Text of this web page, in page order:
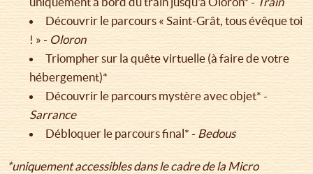
Découvrir le parcours « Saint-Grât, tous évêque toi
! » - Oloron
Triompher sur la quête virtuelle (à faire de votre
hébergement)*
Découvrir le parcours mystère avec objet* -
Sarrance
Débloquer le parcours final* - Bedous
*uniquement accessibles dans le cadre de la Micro